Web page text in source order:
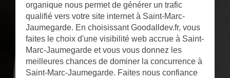
organique nous permet de générer un trafic
qualifié vers votre site internet à Saint-Marc-
Jaumegarde. En choisissant Goodalldev.fr, vous
faites le choix d'une visibilité web accrue à Saint-
Marc-Jaumegarde et vous vous donnez les
meilleures chances de dominer la concurrence à
Saint-Marc-Jaumegarde. Faites nous confiance